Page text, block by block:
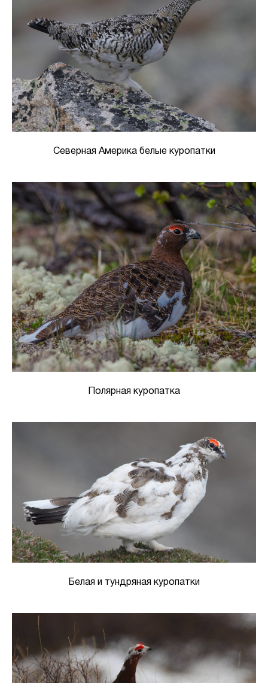
Северная Америка белые куропатки
Полярная куропатка
Белая и тундряная куропатки